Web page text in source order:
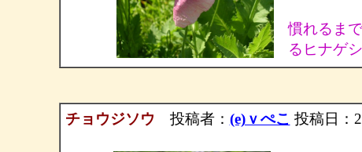
慣れるま
るヒナゲ
チョウジソウ 投稿者： (e)ｖぺこ 投稿日：